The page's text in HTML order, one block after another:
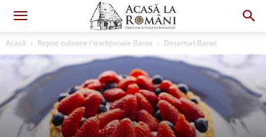
Acasă Rețete culinare / tradiționale Banat Deserturi Banat